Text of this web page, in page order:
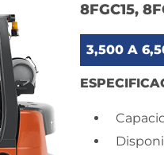
8FGC15,
3,500 A